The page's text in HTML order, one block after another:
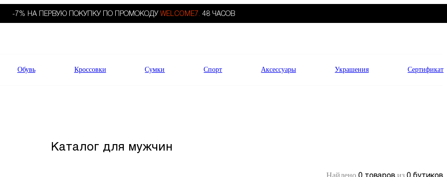
-7% НА ПЕРВУЮ ПОКУПКУ ПО ПРОМОКОДУ WELCOME7. 48 ЧАСОВ
Обувь Кроссовки Сумки Спорт Аксессуары Украшения Сертификат
Каталог для мужчин
0 товаров 0 бутиков